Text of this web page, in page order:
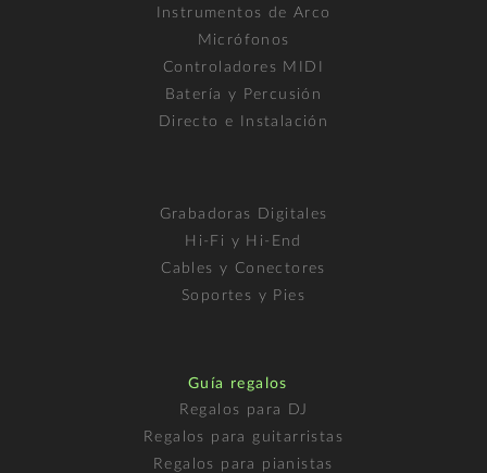
Instrumentos de Arco
Micrófonos
Controladores MIDI
Batería y Percusión
Directo e Instalación
Grabadoras Digitales
Hi-Fi y Hi-End
Cables y Conectores
Soportes y Pies
Guía regalos
Regalos para DJ
Regalos para guitarristas
Regalos para pianistas